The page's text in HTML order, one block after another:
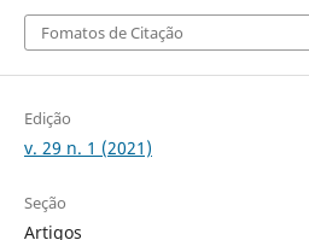
Fomatos de Citação
Edição
v. 29 n. 1 (2021)
Seção
Artigos